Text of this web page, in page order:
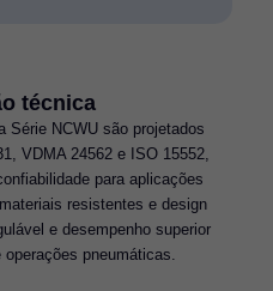
técnica
Série NCWU são projetados
VDMA 24562 e ISO 15552,
para aplicações
resistentes e design
e desempenho superior
pneumáticas.